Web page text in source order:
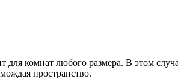
комнат любого размера. В этом
пространство.